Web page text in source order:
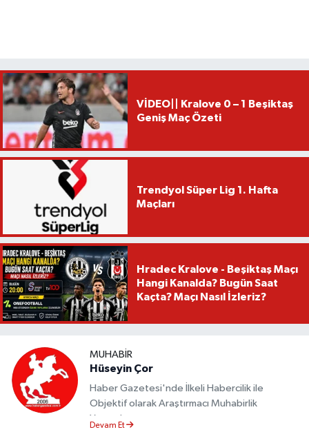
VİDEO|| Kralove 0 – 1 Beşiktaş
Geniş Maç Özeti
Trendyol Süper Lig 1. Hafta
Maçları
Hradec Kralove - Beşiktaş Maçı
Hangi Kanalda? Bugün Saat
Kaçta? Maçı Nasıl İzleriz?
MUHABIR
Hüseyin Çor
Haber Gazetesi'nde İlkeli Habercilik ile
Objektif olarak Araştırmacı Muhabirlik
Yapmaktayım.
Devam Et